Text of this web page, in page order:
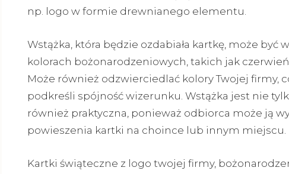
np. logo w formie drewnianego elementu.
Wstążka, która będzie ozdabiała kartkę, może być
kolorach bożonarodzeniowych, takich jak czerwień,
Może również odzwierciedlać kolory Twojej firmy,
podkreśli spójność wizerunku. Wstążka jest nie
również praktyczna, ponieważ odbiorca może ją
powieszenia kartki na choince lub innym miejscu.
Kartki świąteczne z logo twojej firmy,